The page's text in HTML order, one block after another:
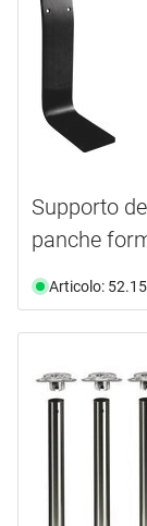
Supporto
panche
Articolo: